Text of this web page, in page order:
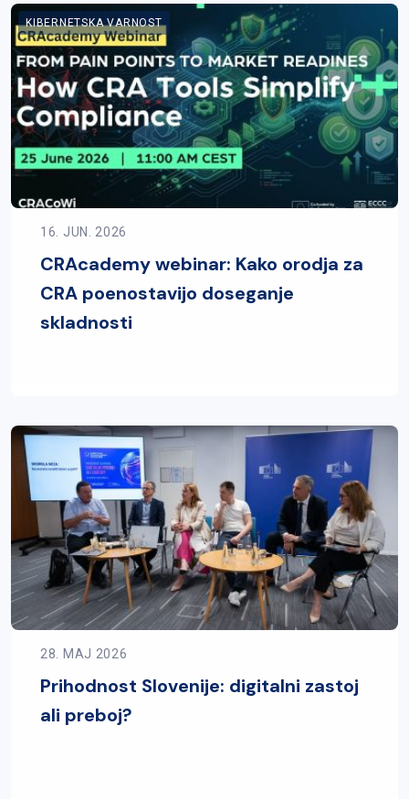
KIBERNETSKA VARNOST
16. JUN. 2026
CRAcademy webinar: Kako orodja za
CRA poenostavijo doseganje
skladnosti
28. MAJ 2026
Prihodnost Slovenije: digitalni zastoj
ali preboj?